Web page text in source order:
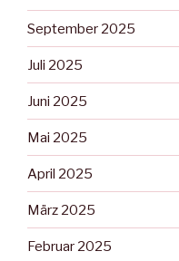
September 2025
Juli 2025
Juni 2025
Mai 2025
April 2025
März 2025
Februar 2025